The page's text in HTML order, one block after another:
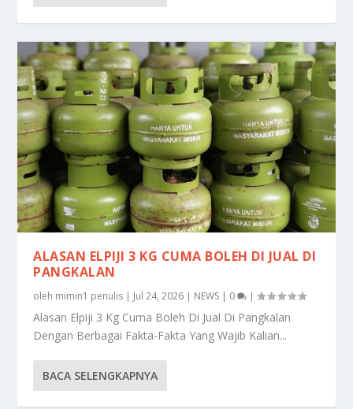
ALASAN ELPIJI 3 KG CUMA BOLEH DI JUAL DI
PANGKALAN
oleh mimin1 penulis | Jul 24, 2026 | NEWS | 0 |
Alasan Elpiji 3 Kg Cuma Boleh Di Jual Di Pangkalan
Dengan Berbagai Fakta-Fakta Yang Wajib Kalian...
BACA SELENGKAPNYA